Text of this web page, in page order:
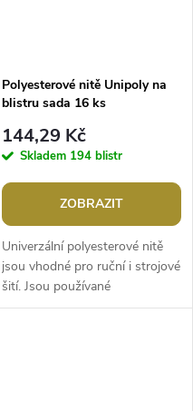
Polyesterové nitě Unipoly na
blistru sada 16 ks
144,29 Kč
Skladem 194 blistr
ZOBRAZIT
Univerzální polyesterové nitě
jsou vhodné pro ruční i strojové
šití. Jsou používané
domácnostmi pro šití pletenin,